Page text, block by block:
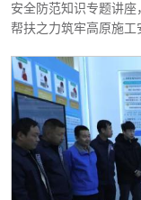
安全防范知识专题讲座
帮扶之力筑牢高原施工